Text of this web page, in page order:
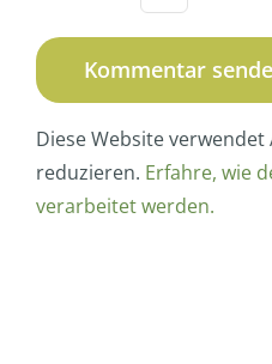
Diese Website
reduzieren. Erfahre, wie
verarbeitet werden.